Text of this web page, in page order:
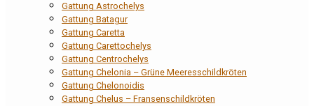
Gattung Astrochelys
Gattung Batagur
Gattung Caretta
Gattung Carettochelys
Gattung Centrochelys
Gattung Chelonia – Grüne Meeresschildkröten
Gattung Chelonoidis
Gattung Chelus – Fransenschildkröten